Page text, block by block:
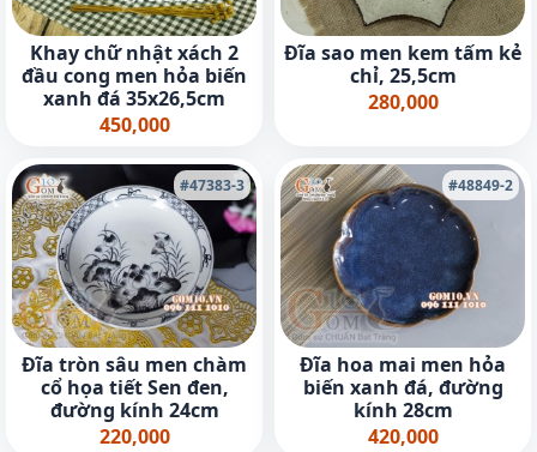
Khay chữ nhật xách 2
đầu cong men hỏa biến
xanh đá 35x26,5cm
450,000
Đĩa sao men kem tấm kẻ
chỉ, 25,5cm
280,000
#47383-3
Đĩa tròn sâu men chàm
cổ họa tiết Sen đen,
đường kính 24cm
220,000
#48849-2
Đĩa hoa mai men hỏa
biến xanh đá, đường
kính 28cm
420,000